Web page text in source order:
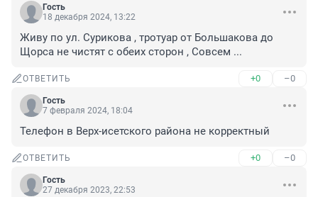
Гость
18 декабря 2024, 13:22
Живу по ул. Сурикова , тротуар от Большакова до
Щорса не чистят с обеих сторон , Совсем ...
ОТВЕТИТЬ +0 –0
Гость
7 февраля 2024, 18:04
Телефон в Верх-исетского района не корректный
ОТВЕТИТЬ +0 –0
Гость
27 декабря 2023, 22:53